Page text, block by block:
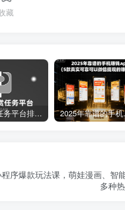
藏
十大悬赏任务平台排行榜（全网最好的悬赏任务平台） 2025年靠
序爆款玩法课，萌娃漫画、智
多种